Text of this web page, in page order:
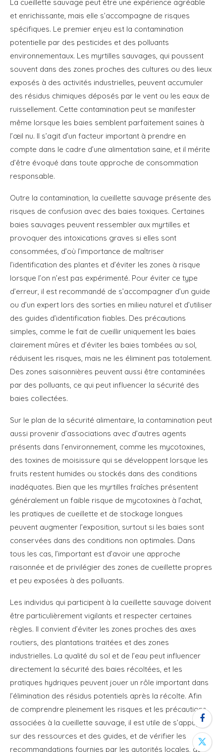
La cueillette sauvage peut être une expérience agréable
et enrichissante, mais elle s’accompagne de risques
spécifiques. Le premier enjeu est la contamination
potentielle par des pesticides et des polluants
environnementaux. Les myrtilles sauvages, qui poussent
souvent dans des zones proches des cultures ou des lieux
exposés à des activités industrielles, peuvent accumuler
des résidus chimiques déposés par le vent ou les eaux de
ruissellement. Cette contamination peut se manifester
même lorsque les baies semblent parfaitement saines à
l’œil nu. Il s’agit d’un facteur important à prendre en
compte dans le cadre d’une alimentation saine, et il mérite
d’être évoqué dans toute approche de consommation
responsable.
Outre la contamination, la cueillette sauvage présente des
risques de confusion avec des baies toxiques. Certaines
baies sauvages peuvent ressembler aux myrtilles et
provoquer des intoxications graves si elles sont
consommées, d’où l’importance de maîtriser
l’identification des plantes et d’éviter les zones à risque
lorsque l’on n’est pas expérimenté. Pour éviter ce type
d’erreur, il est recommandé de s’accompagner d’un guide
ou d’un expert lors des sorties en milieu naturel et d’utiliser
des guides d’identification fiables. Des précautions
simples, comme le fait de cueillir uniquement les baies
clairement mûres et d’éviter les baies tombées au sol,
réduisent les risques, mais ne les éliminent pas totalement.
Des zones saisonnières peuvent aussi être contaminées
par des polluants, ce qui peut influencer la sécurité des
baies collectées.
Sur le plan de la sécurité alimentaire, la contamination peut
aussi provenir d’associations avec d’autres agents
présents dans l’environnement, comme les mycotoxines,
des toxines de moisissure qui se développent lorsque les
fruits restent humides ou stockés dans des conditions
inadéquates. Bien que les myrtilles fraîches présentent
généralement un faible risque de mycotoxines à l’achat,
les pratiques de cueillette et de stockage longues
peuvent augmenter l’exposition, surtout si les baies sont
conservées dans des conditions non optimales. Dans
tous les cas, l’important est d’avoir une approche
raisonnée et de privilégier des zones de cueillette propres
et peu exposées à des polluants.
Les individus qui participent à la cueillette sauvage doivent
être particulièrement vigilants et respecter certaines
règles. Il convient d’éviter les zones proches des axes
routiers, des plantations traitées et des zones
industrielles. La qualité du sol et de l’eau peut influencer
directement la sécurité des baies récoltées, et les
pratiques hydriques peuvent jouer un rôle important dans
l’élimination des résidus potentiels après la récolte. Afin
de comprendre pleinement les risques et les précautions
associées à la cueillette sauvage, il est utile de s’appuyer
sur des ressources et des guides, et de vérifier les
recommandations fournies par les autorités locales, qui